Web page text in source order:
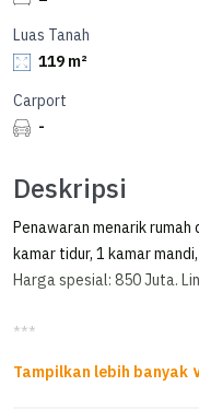
Luas Tanah
119 m²
Carport
-
Deskripsi
Penawaran menarik rumah
kamar tidur, 1 kamar
Harga spesial: 850 Juta.
***